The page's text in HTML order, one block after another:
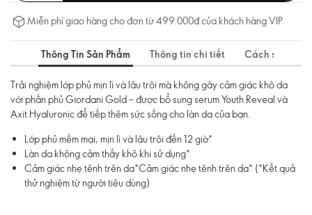
Miễn phí giao hàng cho đơn từ 499.000đ của khách hàng VIP
Thông Tin Sản Phẩm Thông tin chi tiết Cách sử dụng
Trải nghiệm lớp phủ mịn lì và lâu trôi mà không gây cảm giác khô da
với phấn phủ Giordani Gold – được bổ sung serum Youth Reveal và
Axit Hyaluronic để tiếp thêm sức sống cho làn da của bạn.
Lớp phủ mềm mại, mịn lì và lâu trôi đến 12 giờ*
Làn da không cảm thấy khô khi sử dụng*
Cảm giác nhẹ tênh trên da*Cảm giác nhẹ tênh trên da* (*Kết quả
thử nghiệm từ người tiêu dùng)